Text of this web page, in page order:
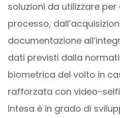
soluzioni da utilizzare
processo,
documentazione
dati previsti dalla
biometrica del volto in
rafforzata con video-
Intesa è in grado di